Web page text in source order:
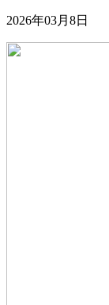
2026年03月8日